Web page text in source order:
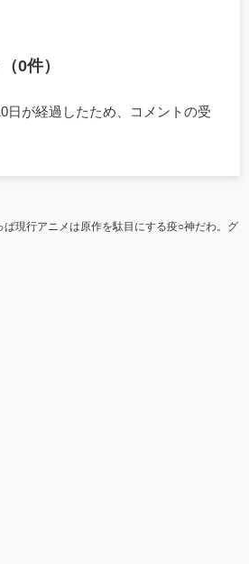
0件）
日が経過したため、コメントの受
ぱ現行アニメは原作を駄目にする疫○神だわ。グ